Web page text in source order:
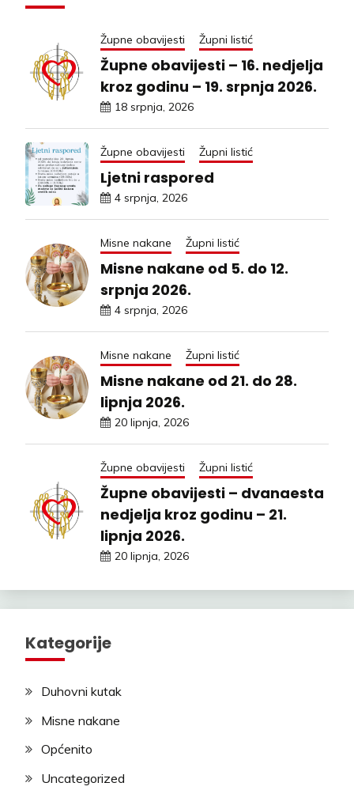
Župne obavijesti Župni listić
Župne obavijesti – 16. nedjelja
kroz godinu – 19. srpnja 2026.
18 srpnja, 2026
Župne obavijesti Župni listić
Ljetni raspored
4 srpnja, 2026
Misne nakane Župni listić
Misne nakane od 5. do 12.
srpnja 2026.
4 srpnja, 2026
Misne nakane Župni listić
Misne nakane od 21. do 28.
lipnja 2026.
20 lipnja, 2026
Župne obavijesti Župni listić
Župne obavijesti – dvanaesta
nedjelja kroz godinu – 21.
lipnja 2026.
20 lipnja, 2026
Kategorije
Duhovni kutak
Misne nakane
Općenito
Uncategorized